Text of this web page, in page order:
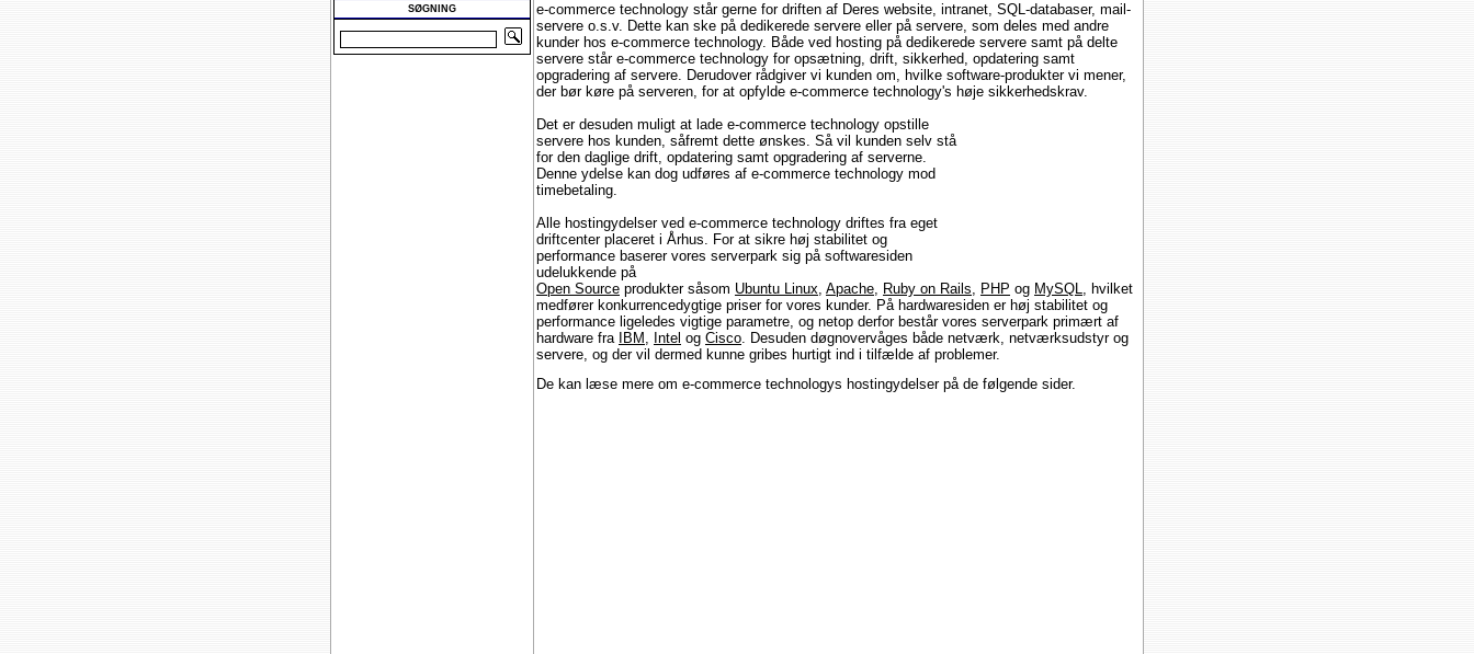
SØGNING
e-commerce technology står gerne for driften af Deres website, intranet, SQL-databaser, mail-
servere o.s.v. Dette kan ske på dedikerede servere eller på servere, som deles med andre
kunder hos e-commerce technology. Både ved hosting på dedikerede servere samt på delte
servere står e-commerce technology for opsætning, drift, sikkerhed, opdatering samt
opgradering af servere. Derudover rådgiver vi kunden om, hvilke software-produkter vi mener,
der bør køre på serveren, for at opfylde e-commerce technology's høje sikkerhedskrav.
Det er desuden muligt at lade e-commerce technology opstille
servere hos kunden, såfremt dette ønskes. Så vil kunden selv stå
for den daglige drift, opdatering samt opgradering af serverne.
Denne ydelse kan dog udføres af e-commerce technology mod
timebetaling.
Alle hostingydelser ved e-commerce technology driftes fra eget
driftcenter placeret i Århus. For at sikre høj stabilitet og
performance baserer vores serverpark sig på softwaresiden
udelukkende på
Open Source produkter såsom Ubuntu Linux, Apache, Ruby on Rails, PHP og MySQL, hvilket
medfører konkurrencedygtige priser for vores kunder. På hardwaresiden er høj stabilitet og
performance ligeledes vigtige parametre, og netop derfor består vores serverpark primært af
hardware fra IBM , Intel og Cisco. Desuden døgnovervåges både netværk, netværksudstyr og
servere, og der vil dermed kunne gribes hurtigt ind i tilfælde af problemer.
De kan læse mere om e-commerce technologys hostingydelser på de følgende sider.